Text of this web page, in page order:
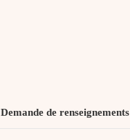
Demande de renseignements